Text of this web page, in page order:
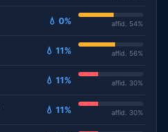
💧 0% affid. 54%
💧 11% affid. 56%
💧 11% affid. 30%
💧 11% affid. 30%